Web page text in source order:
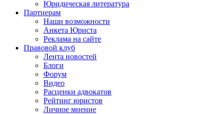
Юридическая литература
Партнерам
Наши возможности
Анкета Юриста
Реклама на сайте
Правовой клуб
Лента новостей
Блоги
Форум
Видео
Расценки адвокатов
Рейтинг юристов
Личное мнение